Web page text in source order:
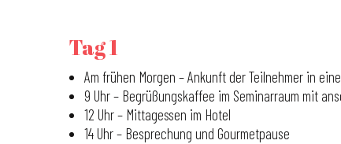
Tag 1
Am frühen Morgen – Ankunft der Teilnehmer in
9 Uhr – Begrüßungskaffee im Seminarraum mit
12 Uhr – Mittagessen im Hotel
14 Uhr – Besprechung und Gourmetpause